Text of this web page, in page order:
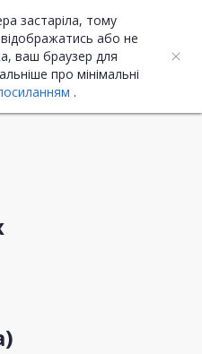
застаріла, тому
або не
ваш браузер для
про мінімальні
.
UA ENG
закупівлю